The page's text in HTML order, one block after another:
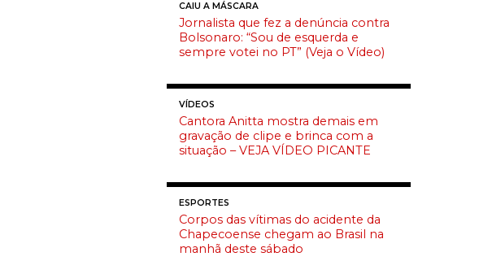
CAIU A MÁSCARA
Jornalista que fez a denúncia contra
Bolsonaro: “Sou de esquerda e
sempre votei no PT” (Veja o Vídeo)
VÍDEOS
Cantora Anitta mostra demais em
gravação de clipe e brinca com a
situação – VEJA VÍDEO PICANTE
ESPORTES
Corpos das vítimas do acidente da
Chapecoense chegam ao Brasil na
manhã deste sábado